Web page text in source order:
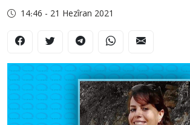
14:46 - 21 Hezîran 2021